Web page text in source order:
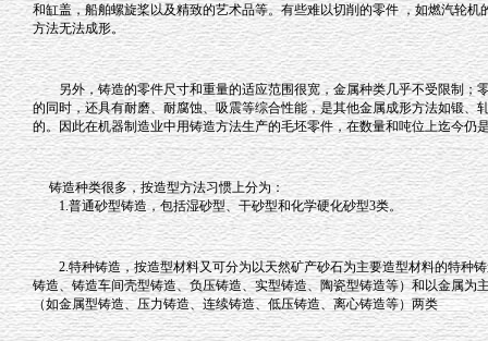
和缸盖，船舶螺旋桨以及精致的艺术品等。有些难以切削的零件 ，如燃汽轮机
方法无法成形。
另外，铸造的零件尺寸和重量的适应范围很宽，金属种类几乎不受限制；
的同时，还具有耐磨、耐腐蚀、吸震等综合性能，是其他金属成形方法如锻、
的。因此在机器制造业中用铸造方法生产的毛坯零件，在数量和吨位上迄今仍
铸造种类很多，按造型方法习惯上分为：
1.普通砂型铸造，包括湿砂型、干砂型和化学硬化砂型3类。
2.特种铸造，按造型材料又可分为以天然矿产砂石为主要造型材料的特种铸
铸造、铸造车间壳型铸造、负压铸造、实型铸造、陶瓷型铸造等）和以金属为
（如金属型铸造、压力铸造、连续铸造、低压铸造、离心铸造等）两类